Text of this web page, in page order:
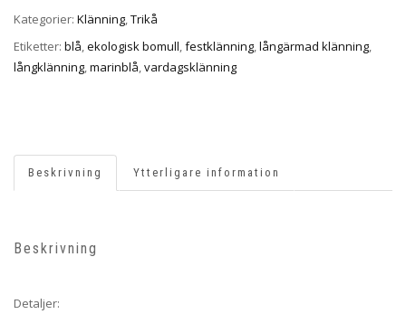
Kategorier: Klänning Trikå
Etiketter: blå,ekologisk bomull,festklänning,långärmad klänning,
långklänning,marinblå,vardagsklänning
Beskrivning Ytterligare information
Beskrivning
Detaljer: